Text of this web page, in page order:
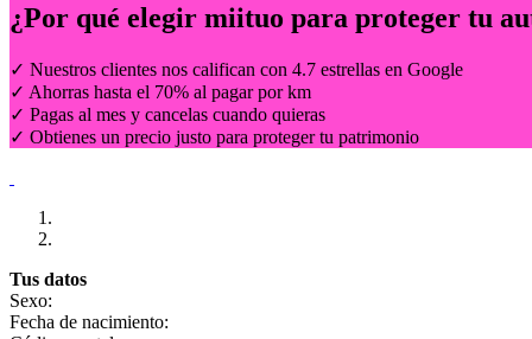
¿Por qué elegir miituo para proteger tu
✓ Nuestros clientes nos califican con 4.7 estrellas en Google
✓ Ahorras hasta el 70% al pagar por km
✓ Pagas al mes y cancelas cuando quieras
✓ Obtienes un precio justo para proteger tu patrimonio
Tus datos
Sexo:
Fecha de nacimiento: